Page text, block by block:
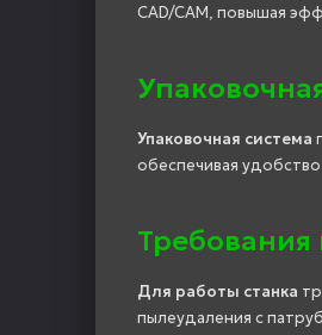
CAD/CAM, повышая
Упаковочная система
обеспечивая
Для работы станка
пылеудаления с